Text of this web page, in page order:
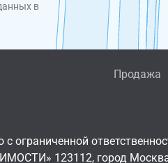
в
Продажа
с ограниченной
123112, город